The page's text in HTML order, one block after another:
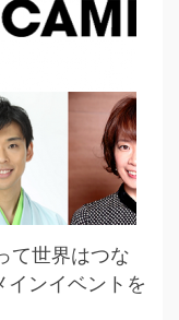
て世界はつな
インイベントを